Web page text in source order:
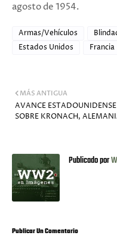
agosto de 1954.
Armas/Vehículos
Estados Unidos
Francia
MÁS ANTIGUA
AVANCE ESTADOUNIDENSE
SOBRE KRONACH,
Publicado por
Publicar Un Comentario